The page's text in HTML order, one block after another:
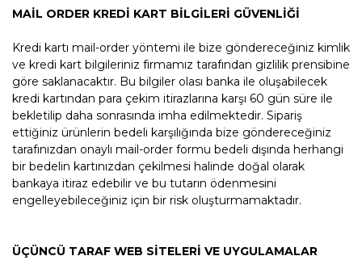
MAİL ORDER KREDİ KART BİLGİLERİ GÜVENLİĞİ
Kredi kartı mail-order yöntemi ile bize göndereceğiniz kimlik
ve kredi kart bilgileriniz firmamız tarafından gizlilik prensibine
göre saklanacaktır. Bu bilgiler olası banka ile oluşabilecek
kredi kartından para çekim itirazlarına karşı 60 gün süre ile
bekletilip daha sonrasında imha edilmektedir. Sipariş
ettiğiniz ürünlerin bedeli karşılığında bize göndereceğiniz
tarafınızdan onaylı mail-order formu bedeli dışında herhangi
bir bedelin kartınızdan çekilmesi halinde doğal olarak
bankaya itiraz edebilir ve bu tutarın ödenmesini
engelleyebileceğiniz için bir risk oluşturmamaktadır.
ÜÇÜNCÜ TARAF WEB SİTELERİ VE UYGULAMALAR